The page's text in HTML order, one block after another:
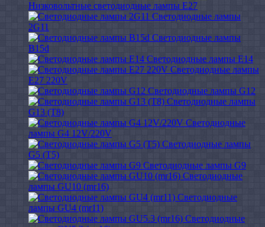
Низковольтные светодиодные лампы E27
Светодиодные лампы
2G11
Светодиодные лампы
B15d
Светодиодные лампы E14
Светодиодные лампы
E27 220V
Светодиодные лампы G12
Светодиодные лампы
G13 (T8)
Светодиодные
лампы G4 12V/220V
Светодиодные лампы
G5 (T5)
Светодиодные лампы G9
Светодиодные
лампы GU10 (mr16)
Светодиодные
лампы GU4 (mr11)
Светодиодные